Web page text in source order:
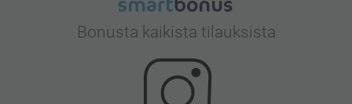
Bonusta kaikista tilauksista